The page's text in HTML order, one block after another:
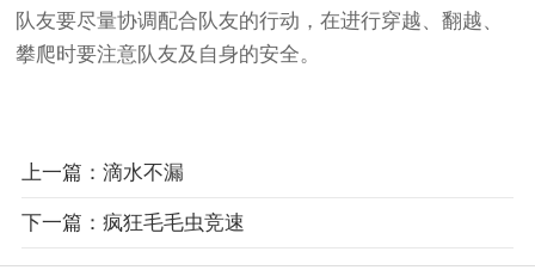
队友要尽量协调配合队友的行动，在进行穿越、翻越、
攀爬时要注意队友及自身的安全。
上一篇：滴水不漏
下一篇：疯狂毛毛虫竞速